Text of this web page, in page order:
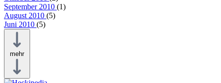
September 2010 (1)
August 2010 (5)
Juni 2010 (5)
mehr